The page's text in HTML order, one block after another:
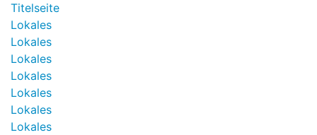
Titelseite
Lokales
Lokales
Lokales
Lokales
Lokales
Lokales
Lokales